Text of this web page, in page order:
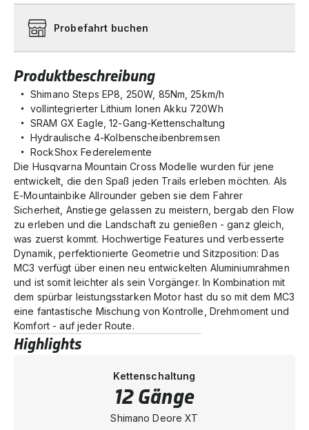
Produktbeschreibung
Shimano Steps EP8, 250W, 85Nm, 25km/h
vollintegrierter Lithium Ionen Akku 720Wh
SRAM GX Eagle, 12-Gang-Kettenschaltung
Hydraulische 4-Kolbenscheibenbremsen
RockShox Federelemente
Die Husqvarna Mountain Cross Modelle wurden für jene
entwickelt, die den Spaß jeden Trails erleben möchten. Als
E-Mountainbike Allrounder geben sie dem Fahrer
Sicherheit, Anstiege gelassen zu meistern, bergab den Flow
zu erleben und die Landschaft zu genießen - ganz gleich,
was zuerst kommt. Hochwertige Features und verbesserte
Dynamik, perfektionierte Geometrie und Sitzposition: Das
MC3 verfügt über einen neu entwickelten Aluminiumrahmen
und ist somit leichter als sein Vorgänger. In Kombination mit
dem spürbar leistungsstarken Motor hast du so mit dem MC3
eine fantastische Mischung von Kontrolle, Drehmoment und
Komfort - auf jeder Route.
Highlights
Kettenschaltung
12 Gänge
Shimano Deore XT
Probefahrt buchen